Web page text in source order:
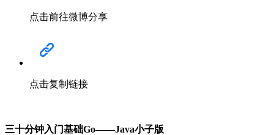
点击前往微博分享
点击复制链接
三十分钟入门基础Go——Java小子版